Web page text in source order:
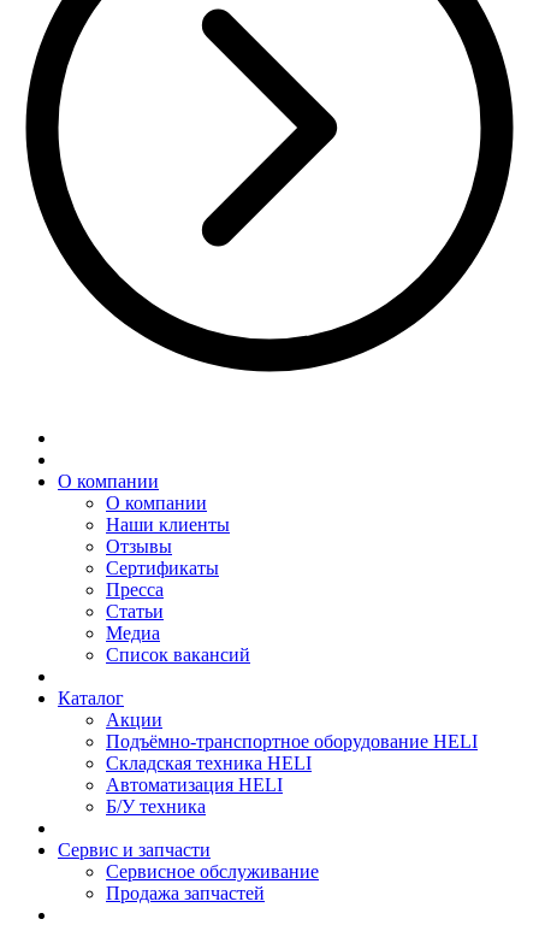
О компании
О компании
Наши клиенты
Отзывы
Сертификаты
Пресса
Статьи
Медиа
Список вакансий
Каталог
Акции
Подъёмно-транспортное оборудование HELI
Складская техника HELI
Автоматизация HELI
Б/У техника
Сервис и запчасти
Сервисное обслуживание
Продажа запчастей